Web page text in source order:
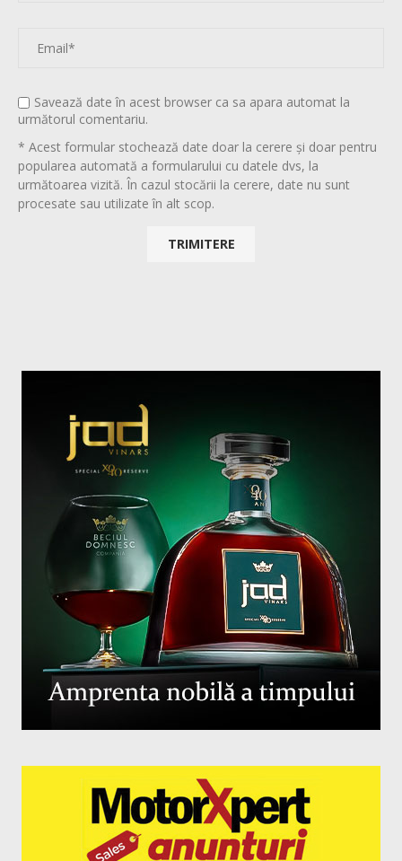
Savează date în acest browser ca sa apara automat la
următorul comentariu.
* Acest formular stochează date doar la cerere și doar pentru
popularea automată a formularului cu datele dvs, la
următoarea vizită. În cazul stocării la cerere, date nu sunt
procesate sau utilizate în alt scop.